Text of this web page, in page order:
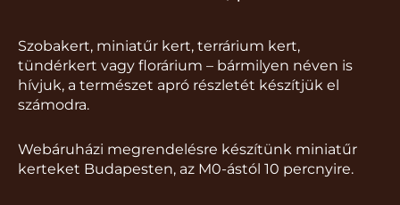
Szobakert, miniatűr kert, terrárium kert,
tündérkert vagy florárium – bármilyen néven is
hívjuk, a természet apró részletét készítjük el
számodra.
Webáruházi megrendelésre készítünk miniatűr
kerteket Budapesten, az M0-ástól 10 percnyire.